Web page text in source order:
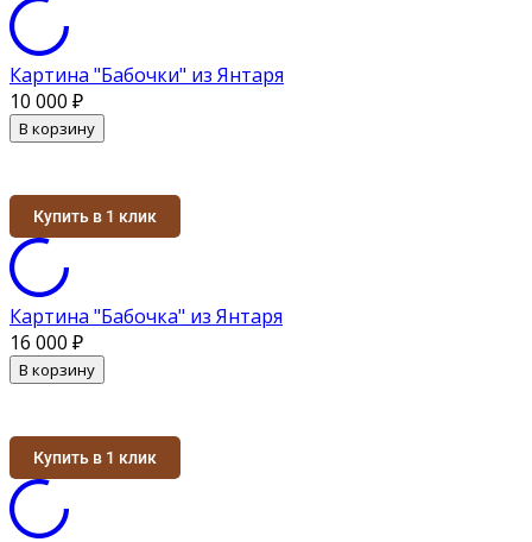
Картина "Бабочки" из Янтаря
10 000 ₽
В корзину
Купить в 1 клик
Картина "Бабочка" из Янтаря
16 000 ₽
В корзину
Купить в 1 клик